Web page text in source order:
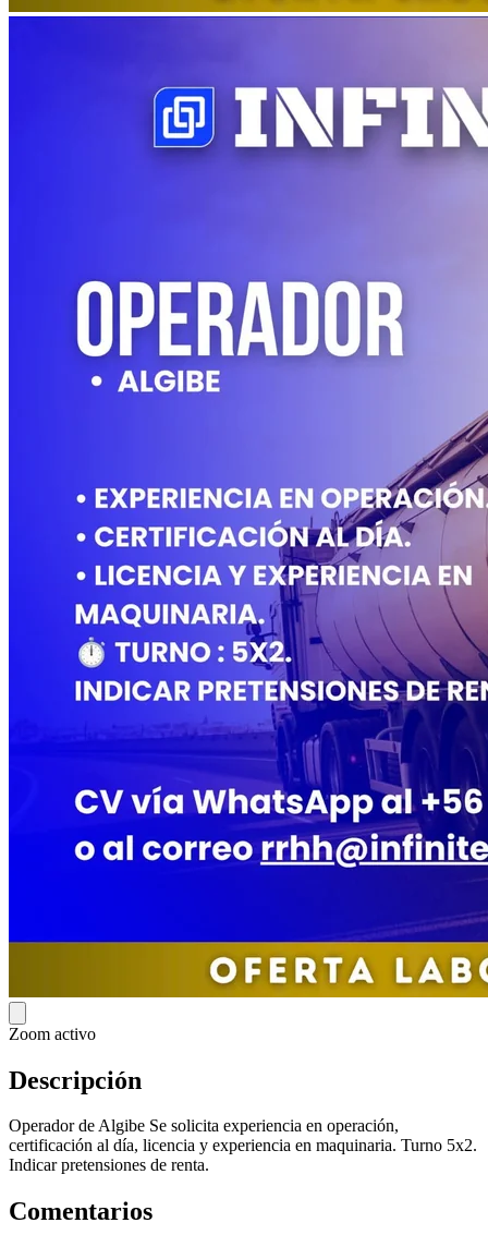
Zoom activo
Descripción
Operador de Algibe Se solicita experiencia en operación,
certificación al día, licencia y experiencia en maquinaria. Turno 5x2.
Indicar pretensiones de renta.
Comentarios